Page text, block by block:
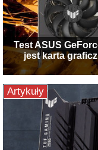
Test ASUS
jest karta
Artykuły